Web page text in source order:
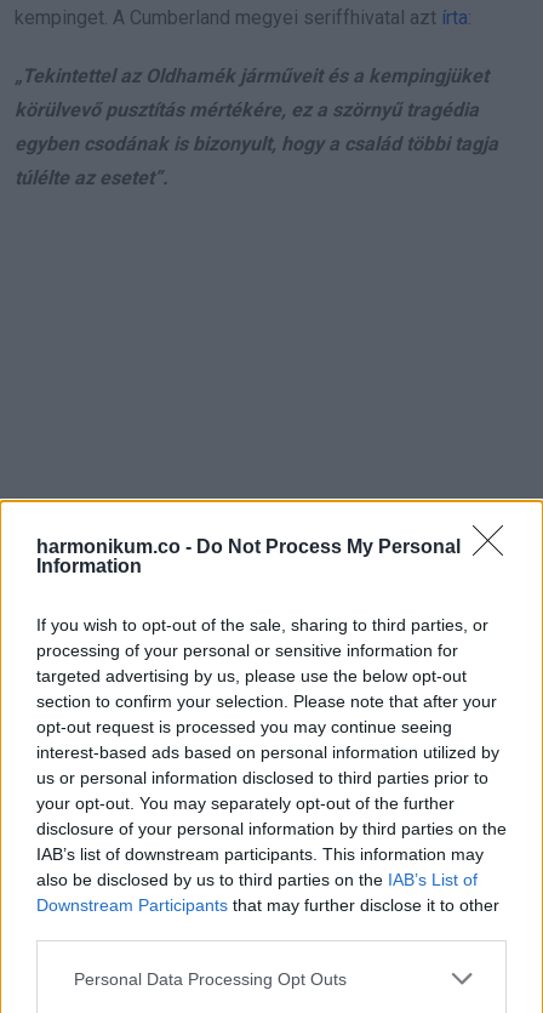
harmonikum.co - Do Not Process My Personal
Information
If you wish to opt-out of the sale, sharing to third parties, or
processing of your personal or sensitive information for
targeted advertising by us, please use the below opt-out
section to confirm your selection. Please note that after your
opt-out request is processed you may continue seeing
interest-based ads based on personal information utilized by
us or personal information disclosed to third parties prior to
your opt-out. You may separately opt-out of the further
disclosure of your personal information by third parties on the
IAB’s list of downstream participants. This information may
also be disclosed by us to third parties on the IAB’s List of
Downstream Participants that may further disclose it to other
Please note that this website/app uses one or more Google
Personal Data Processing Opt Outs
kempinget. A Cumberland megyei seriffhivatal azt írta:
„Tekintettel az Oldhamék járműveit és a kempingjüket
körülvevő pusztítás mértékére, ez a szörnyű tragédia
egyben csodának is bizonyult, hogy a család többi tagja
túlélte az esetet”.
SOK ÉLETET ÉRINTETT MEG